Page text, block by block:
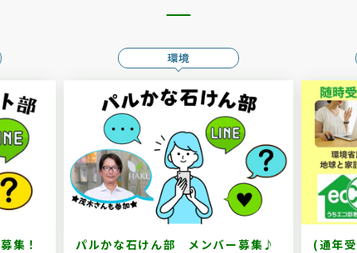
集！
環境
パルかな石けん部 メンバー募集♪
(通年